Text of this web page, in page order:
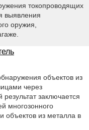
токопроводящих
выявления
оружия,
объектов из
через
заключается
многозонного
объектов из металла в